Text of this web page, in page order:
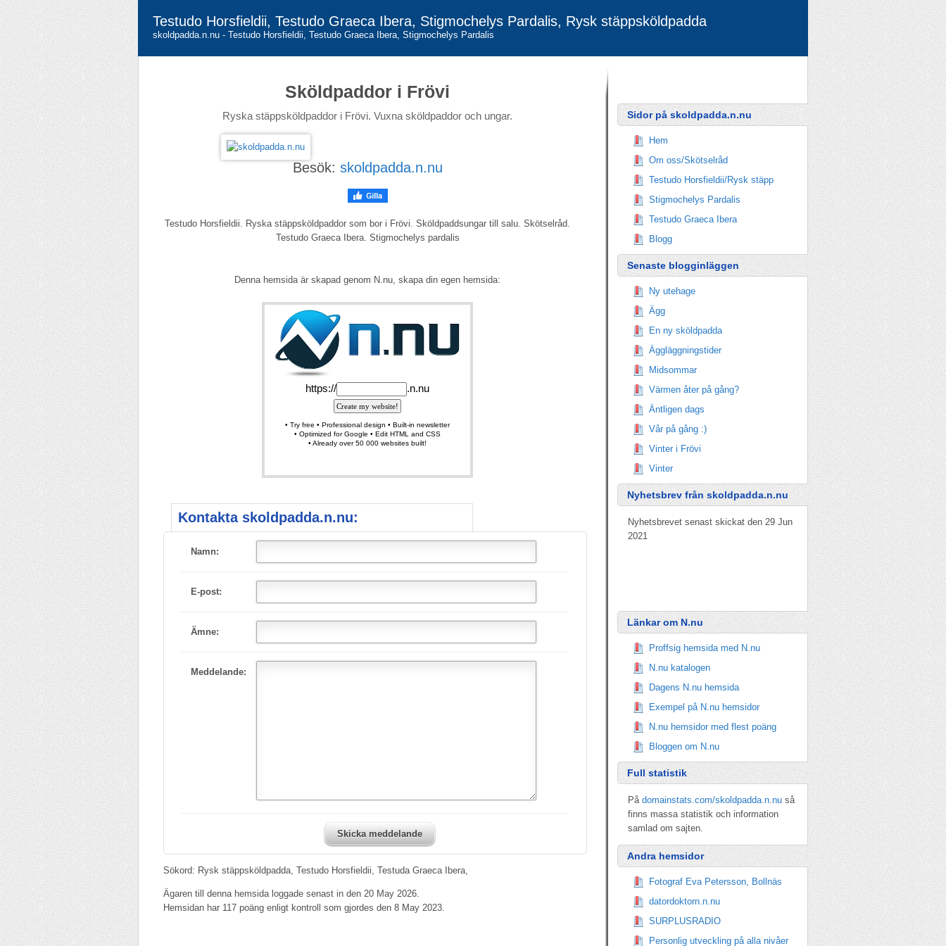
Testudo Horsfieldii, Testudo Graeca Ibera, Stigmochelys Pardalis, Rysk stäppsköldpadda
skoldpadda.n.nu - Testudo Horsfieldii, Testudo Graeca Ibera, Stigmochelys Pardalis
Sköldpaddor i Frövi
Ryska stäppsköldpaddor i Frövi. Vuxna sköldpaddor och ungar.
Besök: skoldpadda.n.nu
Testudo Horsfieldii. Ryska stäppsköldpaddor som bor i Frövi. Sköldpaddsungar till salu. Skötselråd.
Testudo Graeca Ibera. Stigmochelys pardalis
Denna hemsida är skapad genom N.nu, skapa din egen hemsida:
Kontakta skoldpadda.n.nu:
Namn:
E-post:
Ämne:
Meddelande:
Skicka meddelande
Sökord: Rysk stäppsköldpadda, Testudo Horsfieldii, Testuda Graeca Ibera,
Ägaren till denna hemsida loggade senast in den 20 May 2026.
Hemsidan har 117 poäng enligt kontroll som gjordes den 8 May 2023.
Sidor på skoldpadda.n.nu
Hem
Om oss/Skötselråd
Testudo Horsfieldii/Rysk stäpp
Stigmochelys Pardalis
Testudo Graeca Ibera
Blogg
Senaste blogginläggen
Ny utehage
Ägg
En ny sköldpadda
Äggläggningstider
Midsommar
Värmen åter på gång?
Äntligen dags
Vår på gång :)
Vinter i Frövi
Vinter
Nyhetsbrev från skoldpadda.n.nu
Nyhetsbrevet senast skickat den 29 Jun
2021
Länkar om N.nu
Proffsig hemsida med N.nu
N.nu katalogen
Dagens N.nu hemsida
Exempel på N.nu hemsidor
N.nu hemsidor med flest poäng
Bloggen om N.nu
Full statistik
På domainstats.com/skoldpadda.n.nu så
finns massa statistik och information
samlad om sajten.
Andra hemsidor
Fotograf Eva Petersson, Bollnäs
datordoktorn.n.nu
SURPLUSRADIO
Personlig utveckling på alla nivåer